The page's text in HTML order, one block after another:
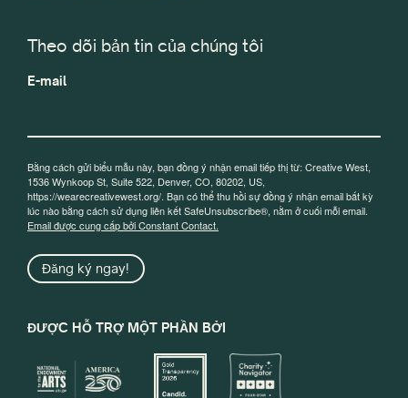
Theo dõi bản tin của chúng tôi
E-mail
Bằng cách gửi biểu mẫu này, bạn đồng ý nhận email tiếp thị từ: Creative West,
1536 Wynkoop St, Suite 522, Denver, CO, 80202, US,
https://wearecreativewest.org/. Bạn có thể thu hồi sự đồng ý nhận email bất kỳ
lúc nào bằng cách sử dụng liên kết SafeUnsubscribe®, nằm ở cuối mỗi email.
Email được cung cấp bởi Constant Contact.
Đăng ký ngay!
ĐƯỢC HỖ TRỢ MỘT PHẦN BỞI